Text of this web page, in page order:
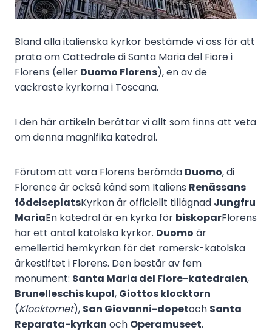
Bland alla italienska kyrkor bestämde vi oss för att
prata om Cattedrale di Santa Maria del Fiore i
Florens (eller Duomo Florens), en av de
vackraste kyrkorna i Toscana.
I den här artikeln berättar vi allt som finns att veta
om denna magnifika katedral.
Förutom att vara Florens berömda Duomo, di
Florence är också känd som Italiens Renässans
födelseplatsKyrkan är officiellt tillägnad Jungfru
MariaEn katedral är en kyrka för biskoparFlorens
har ett antal katolska kyrkor. Duomo är
emellertid hemkyrkan för det romersk-katolska
ärkestiftet i Florens. Den består av fem
monument: Santa Maria del Fiore-katedralen,
Brunelleschis kupol, Giottos klocktorn
(Klocktornet), San Giovanni-dopetoch Santa
Reparata-kyrkan och Operamuseet.